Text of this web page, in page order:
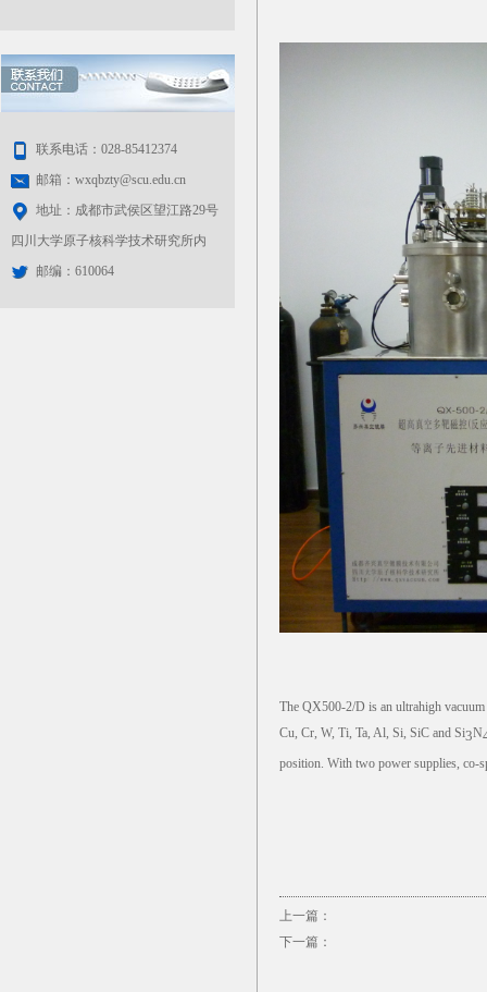
联系电话：028-85412374
邮箱：wxqbzty@scu.edu.cn
地址：成都市武侯区望江路29号
四川大学原子核科学技术研究所内
邮编：610064
The QX500-2/D is an ultrahigh
Cu, Cr, W, Ti, Ta, Al, Si, SiC and Si3N
position. With two power supplies, co-
上一篇：
下一篇：